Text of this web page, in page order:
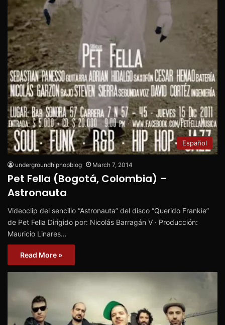
Español
undergroundhiphopblog March 7, 2014
Pet Fella (Bogotá, Colombia) –
Astronauta
Videoclip del sencillo “Astronauta” del disco “Querido Frankie”
de Pet Fella Dirigido por: Nicolás Barragán V · Producción:
Mauricio Linares…
Read More »